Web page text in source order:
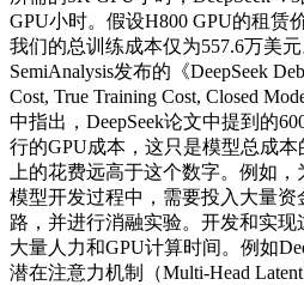
GPU小时。假设H800 GPU的租赁
我们的总训练成本仅为557.6万美
SemiAnalysis发布的《DeepSeek
Cost, True Training Cost, Closed
中指出，DeepSeek论文中提到的
行的GPU成本，这只是模型总成
上的花费远高于这个数字。例如
模型开发过程中，需要投入大量
路，并进行消融实验。开发和实现
大量人力和GPU计算时间。例如
潜在注意力机制（Multi-Head